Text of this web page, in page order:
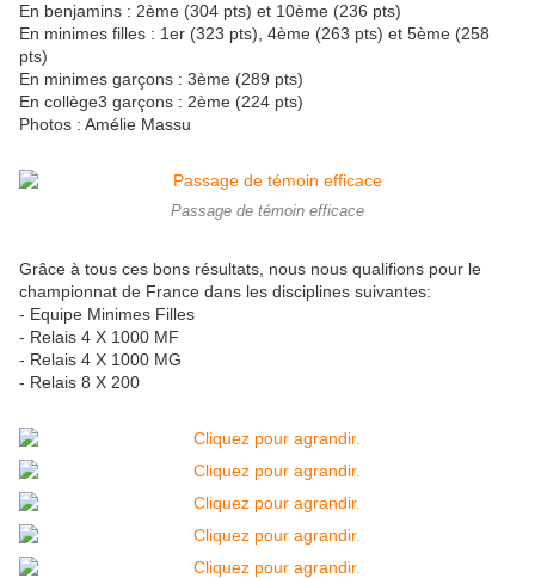
En benjamins : 2ème (304 pts) et 10ème (236 pts)
En minimes filles : 1er (323 pts), 4ème (263 pts) et 5ème (258
pts)
En minimes garçons : 3ème (289 pts)
En collège3 garçons : 2ème (224 pts)
Photos : Amélie Massu
Passage de témoin efficace
Grâce à tous ces bons résultats, nous nous qualifions pour le
championnat de France dans les disciplines suivantes:
- Equipe Minimes Filles
- Relais 4 X 1000 MF
- Relais 4 X 1000 MG
- Relais 8 X 200